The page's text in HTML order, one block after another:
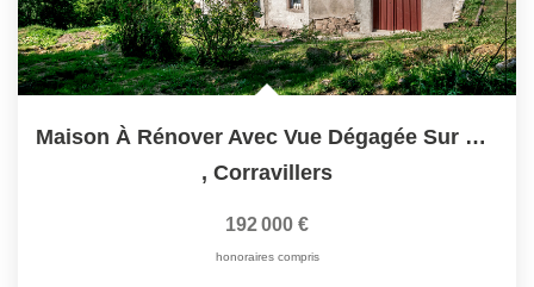
Maison À Rénover Avec Vue Dégagée Sur La Nature
, Corravillers
192 000 €
honoraires compris